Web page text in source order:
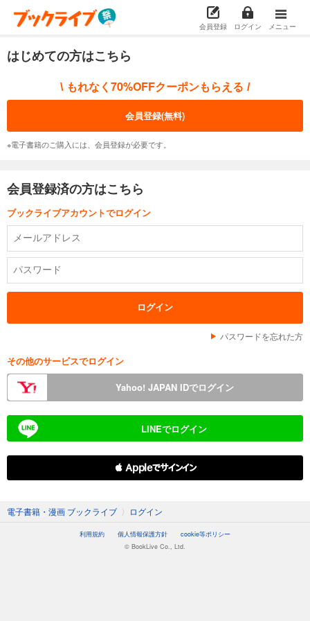
会員登録 ログイン メニュー
はじめての方はこちら
\ もれなく70%OFFクーポンもらえる /
会員登録(無料)
※電子書籍のご購入には、会員登録が必要です。
会員登録済の方はこちら
ブックライブアカウントでログイン
パスワードを忘れた方
その他のサービスでログイン
Yahoo! JAPAN IDでログイン
LINEでログイン
 Appleでサインイン
電子書籍・漫画 ブックライブ 〉 ログイン
利用規約 個人情報保護方針
cookie等ポリシー
© BookLive Co., Ltd.